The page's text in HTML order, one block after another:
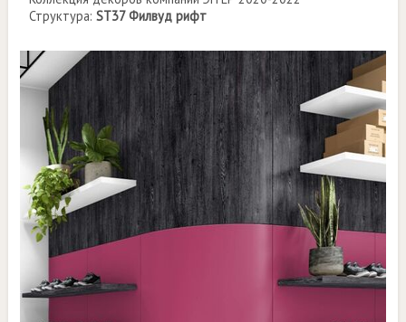
Структура:ST37 Филвуд рифт